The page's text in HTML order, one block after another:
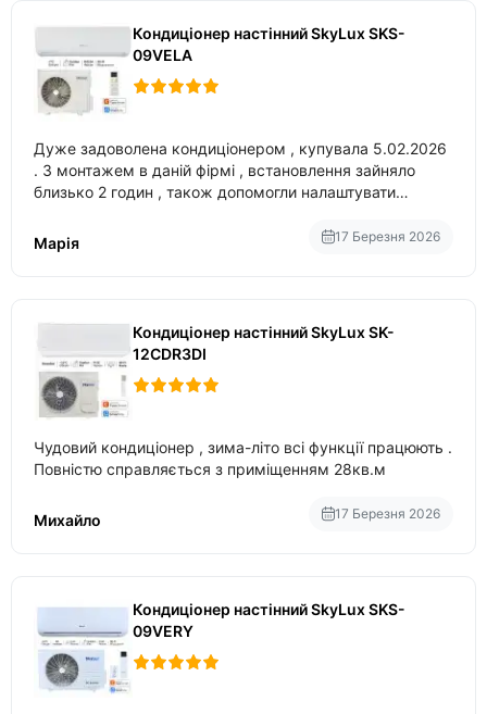
Кондиціонер настінний SkyLux SKS-
09VELA
Дуже задоволена кондиціонером , купувала 5.02.2026
. З монтажем в даній фірмі , встановлення зайняло
близько 2 годин , також допомогли налаштувати
Марія
17 Березня 2026
Кондиціонер настінний SkyLux SK-
12CDR3DI
Чудовий кондиціонер , зима-літо всі функції працюють .
Повністю справляється з приміщенням 28кв.м
Михайло 17 Березня 2026
Кондиціонер настінний SkyLux SKS-
09VERY